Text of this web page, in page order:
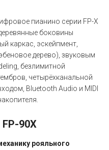
пианино серии FP-X
боковины
каркас, эскейпмент,
дерево), звуковым
безлимитной
четырёхканальной
Bluetooth Audio и MIDI
90X
рояльного